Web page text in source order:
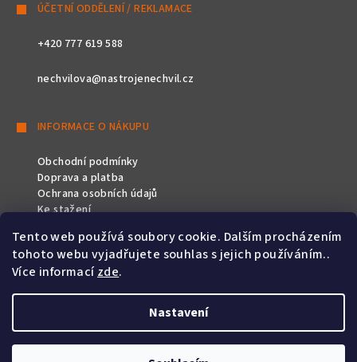
Tento web používá soubory cookie. Dalším procházením
tohoto webu vyjadřujete souhlas s jejich používáním..
Více informacízde.
Nastavení
ÚČETNÍ ODDĚLENÍ / REKLAMACE
+420 777 619 588
nechvilova@nastrojenechvil.cz
INFORMACE O NÁKUPU
Obchodní podmínky
Doprava a platba
Ochrana osobních údajů
Ke stažení
SLEDUJTE NÁS